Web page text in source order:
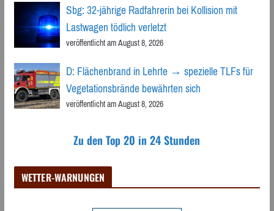
Sbg: 32-jährige Radfahrerin bei Kollision mit
Lastwagen tödlich verletzt
veröffentlicht am August 8, 2026
D: Flächenbrand in Lehrte → spezielle TLFs für
Vegetationsbrände bewährten sich
veröffentlicht am August 8, 2026
Zu den Top 20 in 24 Stunden
WETTER-WARNUNGEN